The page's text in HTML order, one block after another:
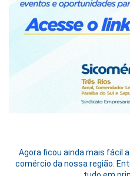
Agora ficou ainda mais fácil
comércio da nossa região.